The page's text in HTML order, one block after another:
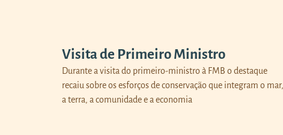
Visita de Primeiro Ministro
Durante a visita do primeiro-ministro à FMB o destaque
recaiu sobre os esforços de conservação que integram o mar,
a terra, a comunidade e a economia